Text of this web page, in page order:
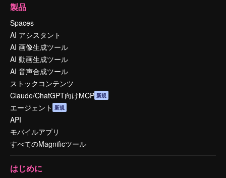
製品
Spaces
AI アシスタント
AI 画像生成ツール
AI 動画生成ツール
AI 音声合成ツール
ストックコンテンツ
Claude/ChatGPT向けMCP 新規
エージェント 新規
API
モバイルアプリ
すべてのMagnificツール
はじめに